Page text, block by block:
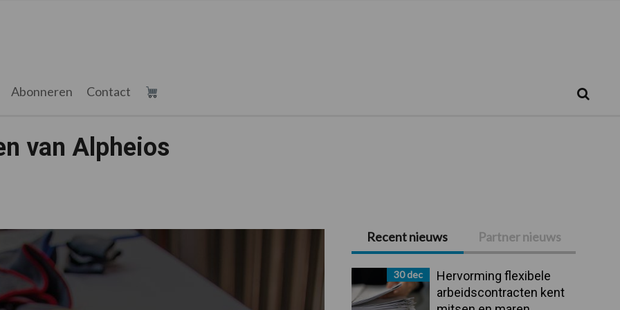
Abonneren Contact
van Alpheios
Primaire
Sidebar
Recent nieuws Partner nieuws
30 dec
Hervorming flexibele
arbeidscontracten kent